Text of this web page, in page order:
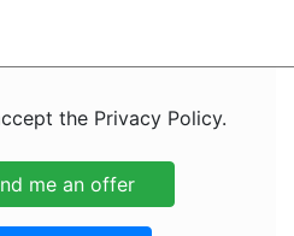
the Privacy Policy.